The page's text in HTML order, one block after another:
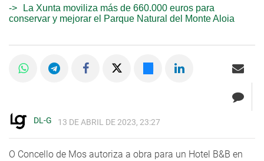
La Xunta moviliza más de 660.000 euros para
conservar y mejorar el Parque Natural del Monte Aloia
DL-G 13 DE ABRIL DE 2023, 23:27
O Concello de Mos autoriza a obra para un Hotel B&B en